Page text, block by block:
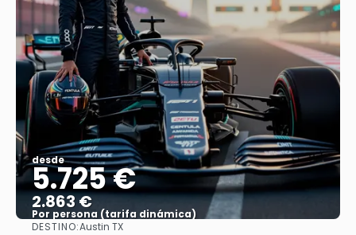
desde
5.725 €
2.863 €
Por persona (tarifa dinámica)
DESTINO:Austin TX